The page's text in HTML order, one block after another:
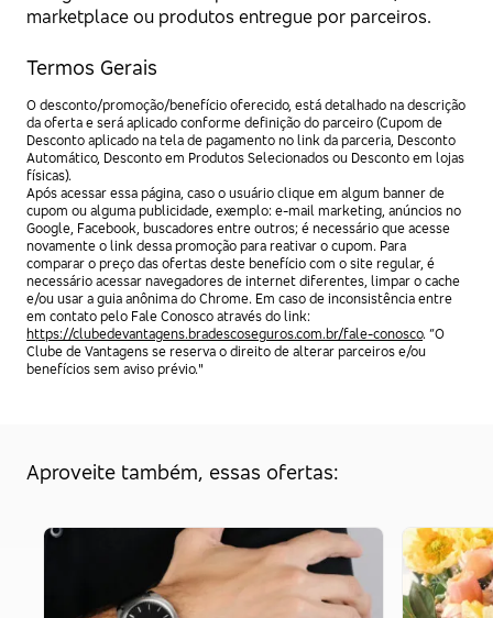
marketplace ou produtos entregue por parceiros.
Termos Gerais
O desconto/promoção/benefício oferecido, está detalhado na descrição
da oferta e será aplicado conforme definição do parceiro (Cupom de
Desconto aplicado na tela de pagamento no link da parceria, Desconto
Automático, Desconto em Produtos Selecionados ou Desconto em lojas
físicas).
Após acessar essa página, caso o usuário clique em algum banner de
cupom ou alguma publicidade, exemplo: e-mail marketing, anúncios no
Google, Facebook, buscadores entre outros; é necessário que acesse
novamente o link dessa promoção para reativar o cupom. Para
comparar o preço das ofertas deste benefício com o site regular, é
necessário acessar navegadores de internet diferentes, limpar o cache
e/ou usar a guia anônima do Chrome. Em caso de inconsistência entre
em contato pelo Fale Conosco através do link:
https://clubedevantagens.bradescoseguros.com.br/fale-conosco. “O
Clube de Vantagens se reserva o direito de alterar parceiros e/ou
benefícios sem aviso prévio."
Aproveite também, essas ofertas: